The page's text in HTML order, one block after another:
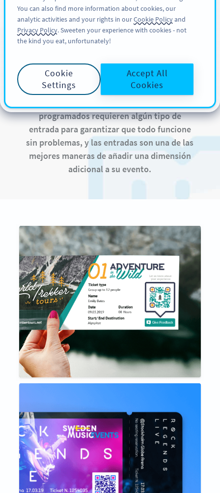
REGÍSTRESE
y Entradas
programados requieren algún tipo de
entrada para garantizar que todo funcione
sin problemas, y las entradas son una de las
mejores maneras de añadir una dimensión
adicional a su evento.
You can also find more information about cookies, our
analytic activities and your rights in ourCookie Policyand
Privacy Policy. Sweeten your experience with cookies - not
the kind you eat, unfortunately!
Cookie
Settings
Accept All
Cookies